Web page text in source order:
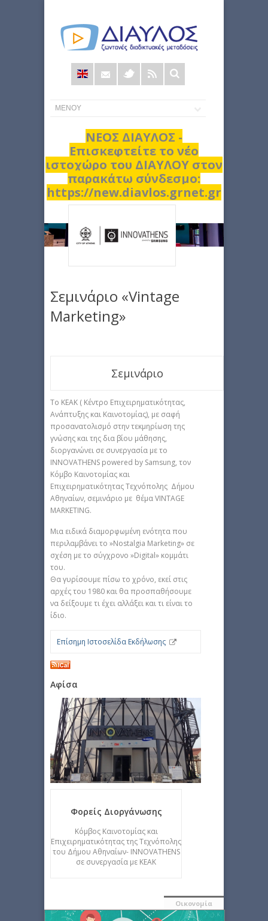
Φόρμα
αναζήτησης
ΝΕΟΣ ΔΙΑΥΛΟΣ -
Επισκεφτείτε το νέο
ιστοχώρο του ΔΙΑΥΛΟΥ στον
παρακάτω σύνδεσμο:
https://new.diavlos.grnet.gr
Σεμινάριο «Vintage
Marketing»
Σεμινάριο
Το ΚΕΑΚ ( Κέντρο Επιχειρηματικότητας,
Ανάπτυξης και Καινοτομίας), με σαφή
προσανατολισμό στην τεκμηρίωση της
γνώσης και της δια βίου μάθησης,
διοργανώνει σε συνεργασία με το
INNOVATHENS powered by Samsung, τον
Κόμβο Καινοτομίας και
Επιχειρηματικότητας Τεχνόπολης Δήμου
Αθηναίων, σεμινάριο με θέμα VINTAGE
MARKETING.
Μια ειδικά διαμορφωμένη ενότητα που
περιλαμβάνει το »Nostalgia Marketing» σε
σχέση με το σύγχρονο »Digital» κομμάτι
του.
Θα γυρίσουμε πίσω το χρόνο, εκεί στις
αρχές του 1980 και θα προσπαθήσουμε
να δείξουμε τι έχει αλλάξει και τι είναι το
ίδιο.
Επίσημη Ιστοσελίδα Εκδήλωσης
Αφίσα
Φορείς Διοργάνωσης
Κόμβος Καινοτομίας και
Επιχειρηματικότητας της Τεχνόπολης
του Δήμου Αθηναίων- INNOVATHENS
σε συνεργασία με ΚΕΑΚ
Οικονομία